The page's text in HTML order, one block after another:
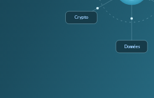
Données
Crypto